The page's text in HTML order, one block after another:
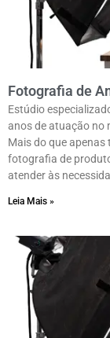
Fotografia de
Estúdio
anos de atuação no
Mais do que
fotografia de
atender às
Leia Mais »